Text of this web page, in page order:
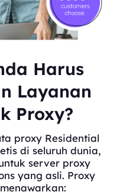
Harus
Layanan
Proxy?
proxy Residential
di seluruh dunia,
server proxy
yang asli. Proxy